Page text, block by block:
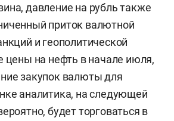
давление на рубль также
приток валютной
и геополитической
цены на нефть в начале июля,
закупок валюты для
аналитика, на следующей
будет торговаться в